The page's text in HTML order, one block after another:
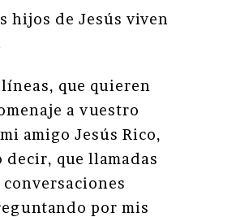
hijos de Jesús viven
que quieren
a vuestro
amigo Jesús Rico,
decir, que llamadas
por mis